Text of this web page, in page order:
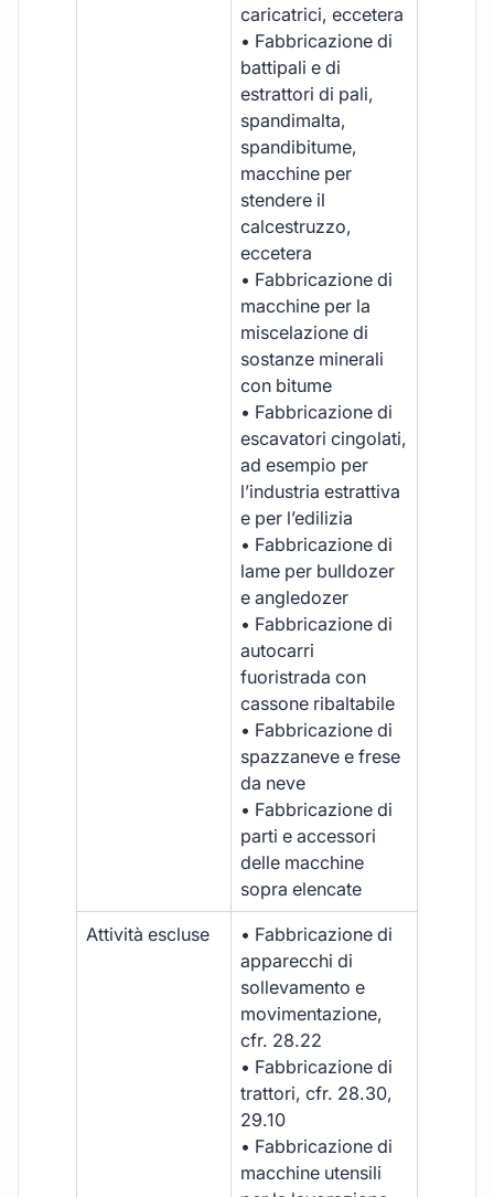
caricatrici, eccetera
• Fabbricazione di
battipali e di
estrattori di pali,
spandimalta,
spandibitume,
macchine per
stendere il
calcestruzzo,
eccetera
• Fabbricazione di
macchine per la
miscelazione di
sostanze minerali
con bitume
• Fabbricazione di
escavatori cingolati,
ad esempio per
l’industria estrattiva
e per l’edilizia
• Fabbricazione di
lame per bulldozer
e angledozer
• Fabbricazione di
autocarri
fuoristrada con
cassone ribaltabile
• Fabbricazione di
spazzaneve e frese
da neve
• Fabbricazione di
parti e accessori
delle macchine
sopra elencate
Attività escluse
• Fabbricazione di
apparecchi di
sollevamento e
movimentazione,
cfr. 28.22
• Fabbricazione di
trattori, cfr. 28.30,
29.10
• Fabbricazione di
macchine utensili